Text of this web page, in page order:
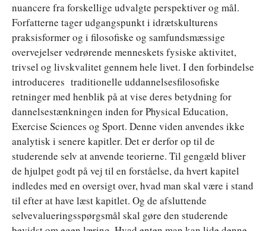
nuancere fra forskellige udvalgte perspektiver og mål.
Forfatterne tager udgangspunkt i idrætskulturens
praksisformer og i filosofiske og samfundsmæssige
overvejelser vedrørende menneskets fysiske aktivitet,
trivsel og livskvalitet gennem hele livet. I den forbindelse
introduceres traditionelle uddannelsesfilosofiske
retninger med henblik på at vise deres betydning for
dannelsestænkningen inden for Physical Education,
Exercise Sciences og Sport. Denne viden anvendes ikke
analytisk i senere kapitler. Det er derfor op til de
studerende selv at anvende teorierne. Til gengæld bliver
de hjulpet godt på vej til en forståelse, da hvert kapitel
indledes med en oversigt over, hvad man skal være i stand
til efter at have læst kapitlet. Og de afsluttende
selvevalueringsspørgsmål skal gøre den studerende